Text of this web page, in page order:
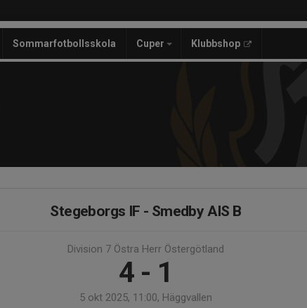
Sommarfotbollsskola Cuper Klubbshop
Stegeborgs IF - Smedby AIS B
Division 7 Östra Herr Östergötland
4 - 1
5 okt 2025, 11:00, Häggvallen